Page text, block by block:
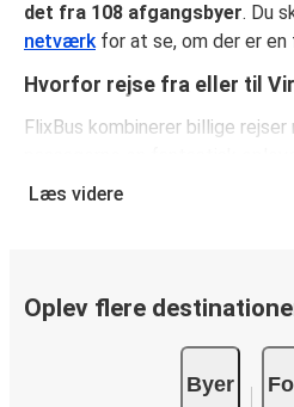
det fra 108 afgangsbyer. Du
netværkfor at se, om der er en
Hvorfor rejse fra eller til
FlixBus kombinerer billige
rejse fra eller til Virovitica med
Sådan reserverer du din
Sådan reserverer du nemt en
Læs videre
Oplev flere
Byer